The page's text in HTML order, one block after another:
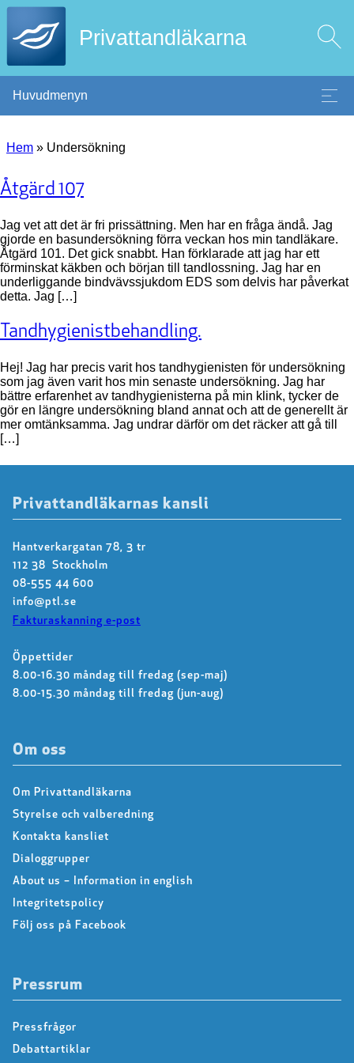
Privattandläkarna
Huvudmenyn
Hem » Undersökning
Åtgärd 107
Jag vet att det är fri prissättning. Men har en fråga ändå. Jag
gjorde en basundersökning förra veckan hos min tandläkare.
Åtgärd 101. Det gick snabbt. Han förklarade att jag har ett
förminskat käkben och början till tandlossning. Jag har en
underliggande bindvävssjukdom EDS som delvis har påverkat
detta. Jag […]
Tandhygienistbehandling.
Hej! Jag har precis varit hos tandhygienisten för undersökning
som jag även varit hos min senaste undersökning. Jag har
bättre erfarenhet av tandhygienisterna på min klink, tycker de
gör en längre undersökning bland annat och att de generellt är
mer omtänksamma. Jag undrar därför om det räcker att gå till
[…]
Privattandläkarnas kansli
Hantverkargatan 78, 3 tr
112 38 Stockholm
08-555 44 600
info@ptl.se
Fakturaskanning e-post
Öppettider
8.00-16.30 måndag till fredag (sep-maj)
8.00-15.30 måndag till fredag (jun-aug)
Om oss
Om Privattandläkarna
Styrelse och valberedning
Kontakta kansliet
Dialoggrupper
About us – Information in english
Integritetspolicy
Följ oss på Facebook
Pressrum
Pressfrågor
Debattartiklar